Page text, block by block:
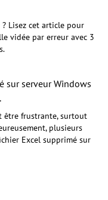
Lisez cet article pour
vidée par erreur avec 3
sur serveur Windows
être frustrante, surtout
plusieurs
Excel supprimé sur